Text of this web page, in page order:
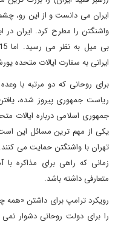
ایران می دانست و از این رو،
واشنگتن را مطرح کرد. ایران در
ایرانی به سفارت ایالات متحده
برای روحانی که دو مرتبه با
ریاست جمهوری پیروز شده،
جمهوری اسلامی درباره ایالات
یکی از مهم ترین مسائل این
تهران با واشنگتن حمایت می
زمانی که راهی برای مذاکره با
متعارفی داشته باشد.
رویکرد ترامپ برای داشتن
را برای دولت روحانی دشوار